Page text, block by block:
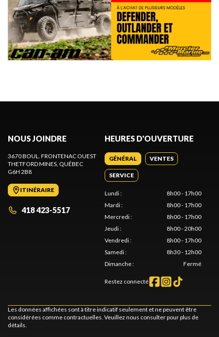
NOUS JOINDRE
3670 BOUL. FRONTENAC OUEST
THETFORD MINES , QUÉBEC
G6H 2B8
ITINÉRAIRE
418 423-5517
HEURES D'OUVERTURE
GÉNÉRAL VENTES
SERVICE
Lundi:
8h00 - 17h00
Mardi:
8h00 - 17h00
Mercredi:
8h00 - 17h00
Jeudi:
8h00 - 20h00
Vendredi:
8h00 - 17h00
Samedi:
8h30 - 12h00
Dimanche: Fermé
Restez connecté
Les données affichées sont à titre indicatif seulement et ne peuvent être
considérées comme contractuelles. Veuillez nous consulter pour plus de
détails.